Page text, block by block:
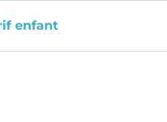
enfant